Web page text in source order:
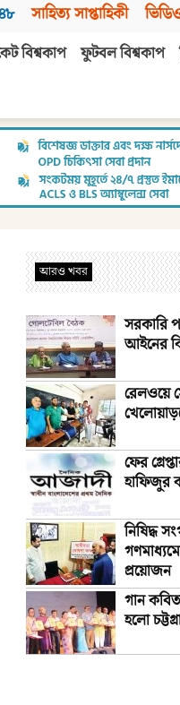
সাহিত্য সাপ্তাহিকী
বিশ্বকাপ ফুটবল বিশ্বকাপ
আরও খবর
সরকারি
আইনের
রেলওয়ে
ফের
হাফিজুর
নিষিদ্ধ
প্রয়োজন
গান
হলো